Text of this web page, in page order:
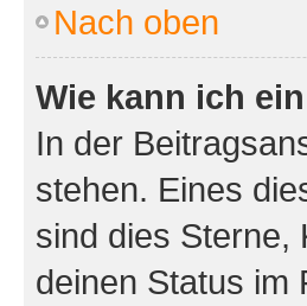
Nach oben
Wie kann ich
In der
stehen. Eines
sind dies Sterne,
deinen Status im